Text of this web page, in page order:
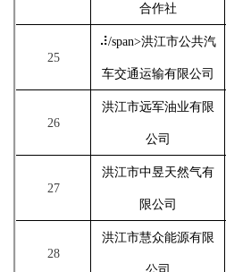
合作社
25
⠼/span>洪江市公共汽
车交通运输有限公司
26
洪江市远军油业有限
公司
27
洪江市中昱天然气有
限公司
28
洪江市慧众能源有限